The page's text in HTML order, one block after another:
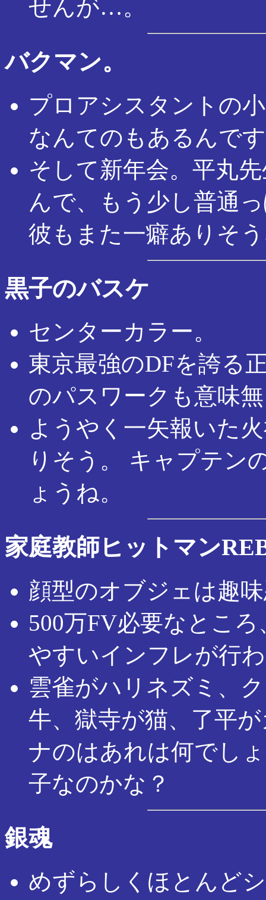
せんが…。
バクマン。
プロアシスタントの
なんてのもあるんで
そして新年会。平丸
んで、もう少し普通
彼もまた一癖ありそ
黒子のバスケ
センターカラー。
東京最強のDFを誇る
のパスワークも意味
ようやく一矢報いた
りそう。 キャプテン
ょうね。
家庭教師ヒットマン
顔型のオブジェは趣
500万FV必要なとこ
やすいインフレが行
雲雀がハリネズミ、
牛、獄寺が猫、了平
ナのはあれは何でし
子なのかな？
銀魂
めずらしくほとんど